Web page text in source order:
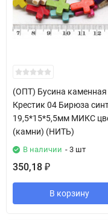
(ОПТ) Бусина каменная
Крестик 04 Бирюза
19,5*15*5,5мм МИКС
(камни) (НИТЬ)
В наличии - 3 шт
350,18 ₽
В корзину